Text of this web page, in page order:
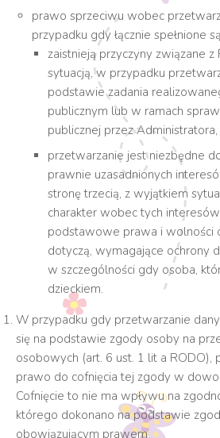
prawo sprzeciwu wobec
przypadku gdy łącznie spełnione
zaistnieją przyczyny związane z
sytuacją, w przypadku
podstawie zadania
publicznym lub w ramach
publicznej przez Administratora,
przetwarzanie jest niezbędne
prawnie uzasadnionych
stronę trzecią, z wyjątkiem
charakter wobec tych
podstawowe prawa i wolności
dotyczą, wymagające ochrony
w szczególności gdy osoba,
dzieckiem.
W przypadku gdy przetwarzanie
się na podstawie zgody osoby na
osobowych (art. 6 ust. 1 lit a RODO),
prawo do cofnięcia tej zgody w
Cofnięcie to nie ma wpływu na
którego dokonano na podstawie
obowiązującym prawem.